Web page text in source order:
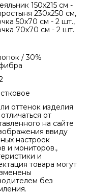
150х215 см -
230х250 см,
50х70 см - 2 шт.,
70х70 см - 2 шт.
/ 30%
оттенок изделия
от
на сайте
ввиду
настроек
и мониторов.,
и
товара могут
без